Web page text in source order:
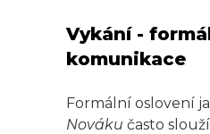
Vykání -
komunikace
Formální oslovení
Nováku často